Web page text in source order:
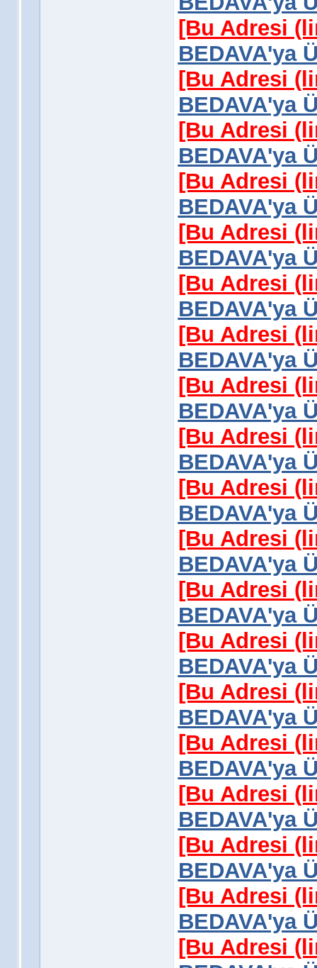
[Bu Adresi
BEDAVA'ya
[Bu Adresi
BEDAVA'ya
[Bu Adresi
BEDAVA'ya
[Bu Adresi
BEDAVA'ya
[Bu Adresi
BEDAVA'ya
[Bu Adresi
BEDAVA'ya
[Bu Adresi
BEDAVA'ya
[Bu Adresi
BEDAVA'ya
[Bu Adresi
BEDAVA'ya
[Bu Adresi
BEDAVA'ya
[Bu Adresi
BEDAVA'ya
[Bu Adresi
BEDAVA'ya
[Bu Adresi
BEDAVA'ya
[Bu Adresi
BEDAVA'ya
[Bu Adresi
BEDAVA'ya
[Bu Adresi
BEDAVA'ya
[Bu Adresi
BEDAVA'ya
[Bu Adresi
BEDAVA'ya
[Bu Adresi